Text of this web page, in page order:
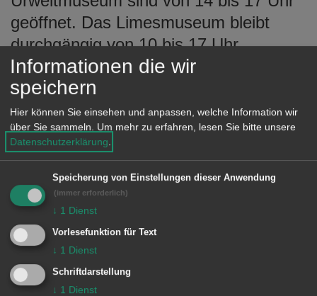
geöffnet. Das Limesmuseum bleibt
durchgängig von 10 bis 17 Uhr
geöffnet.
Die Stadtbibliothek Aalen ist an diesem
Tag ab 13 Uhr geöffnet.
Die Begegnungsstätte Bürgerspital hat
vormittags geschlossen und ist ab 14
Uhr geöffnet.
Die städtischen Kindertagesstätten sind
ganztägig geschlossen. Das Haus der
Jugend hat von 13 bis 17 Uhr geöffnet,
der Jugendtreff Wasseralfingen von
12.15 bis
Informationen die wir
speichern
Hier können Sie einsehen und anpassen, welche Information wir
über Sie sammeln. Um mehr zu erfahren, lesen Sie bitte unsere
Datenschutzerklärung.
Speicherung von Einstellungen dieser Anwendung
(immer erforderlich)
↓ 1 Dienst
Vorlesefunktion für Text
↓ 1 Dienst
Schriftdarstellung
↓ 1 Dienst